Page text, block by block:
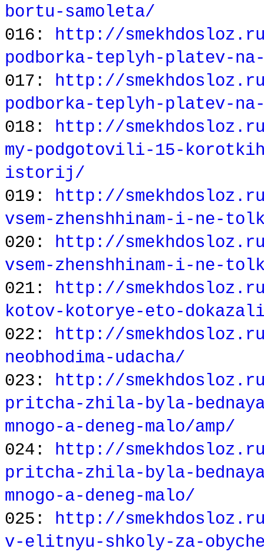
bortu-samoleta/
016: http://
podborka-teplyh-platev-
017: http://
podborka-teplyh-platev-
018: http://
my-podgotovili-15-
istorij/
019: http://
vsem-zhenshhinam-i-ne-
020: http://
vsem-zhenshhinam-i-ne-
021: http://
kotov-kotorye-eto-
022: http://
neobhodima-udacha/
023: http://
pritcha-zhila-byla-
mnogo-a-deneg-malo/amp/
024: http://
pritcha-zhila-byla-
mnogo-a-deneg-malo/
025: http://
v-elitnyu-shkoly-za-